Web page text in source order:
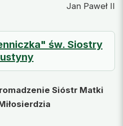
Jan Paweł II
św. Siostry
Sióstr Matki